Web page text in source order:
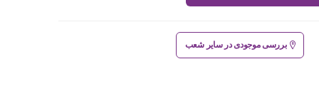
بررسی موجودی در سایر شعب